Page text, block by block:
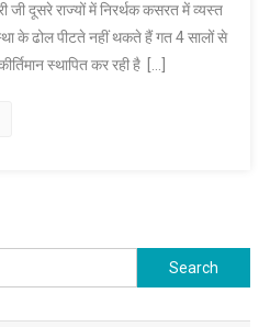
बढ़ता
अत्याचार!
जी दूसरे राज्यों में निरर्थक कसरत में व्यस्त
के ढोल पीटते नहीं थकते हैं गत 4 सालों से
स्थापित कर रही है […]
Search
for: